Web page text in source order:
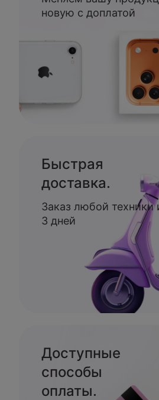
новую с доплатой
Быстрая
доставка.
Заказ любой техники
3 дней
Доступные
способы
оплаты.